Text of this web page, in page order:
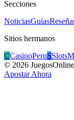
Secciones
NoticiasGuías
Sitios hermanos
CCasinoPeruS
© 2026 JuegosOnline
Apostar Ahora